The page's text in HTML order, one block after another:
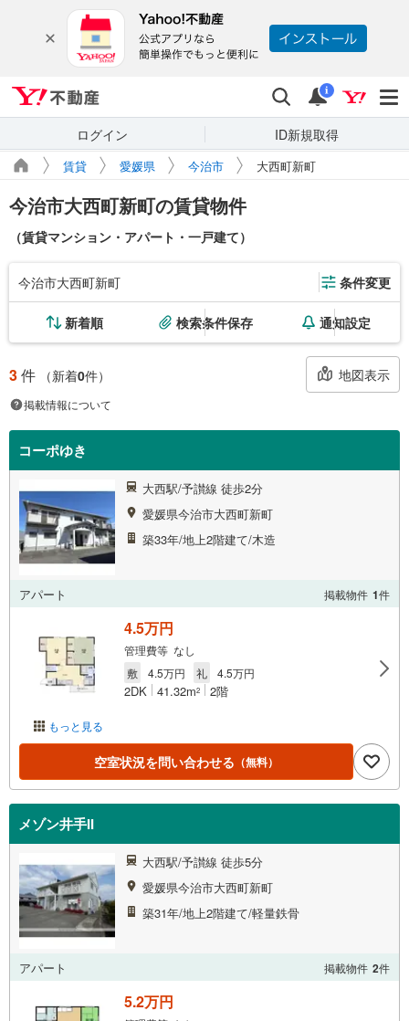
検索 通知
i
ログイン ID新規取得
賃貸 愛媛県 今治市 大西町新町
今治市大西町新町の賃貸物件
（賃貸マンション・アパート・一戸建て）
今治市大西町新町 条件変更
新着順 検索条件保存 通知設定
3件 （新着0件） 地図表示
掲載情報について
コーポゆき
大西駅/予讃線 徒歩2分
愛媛県今治市大西町新町
築33年/地上2階建て/木造
アパート 掲載物件 1件
もっと見る
4.5万円
管理費等 なし
敷
4.5万円 礼 4.5万円
2DK 41.32m2 2階
空室状況を問い合わせる （無料）
メゾン井手II
大西駅/予讃線 徒歩5分
愛媛県今治市大西町新町
築31年/地上2階建て/軽量鉄骨
アパート 掲載物件 2件
5.2万円